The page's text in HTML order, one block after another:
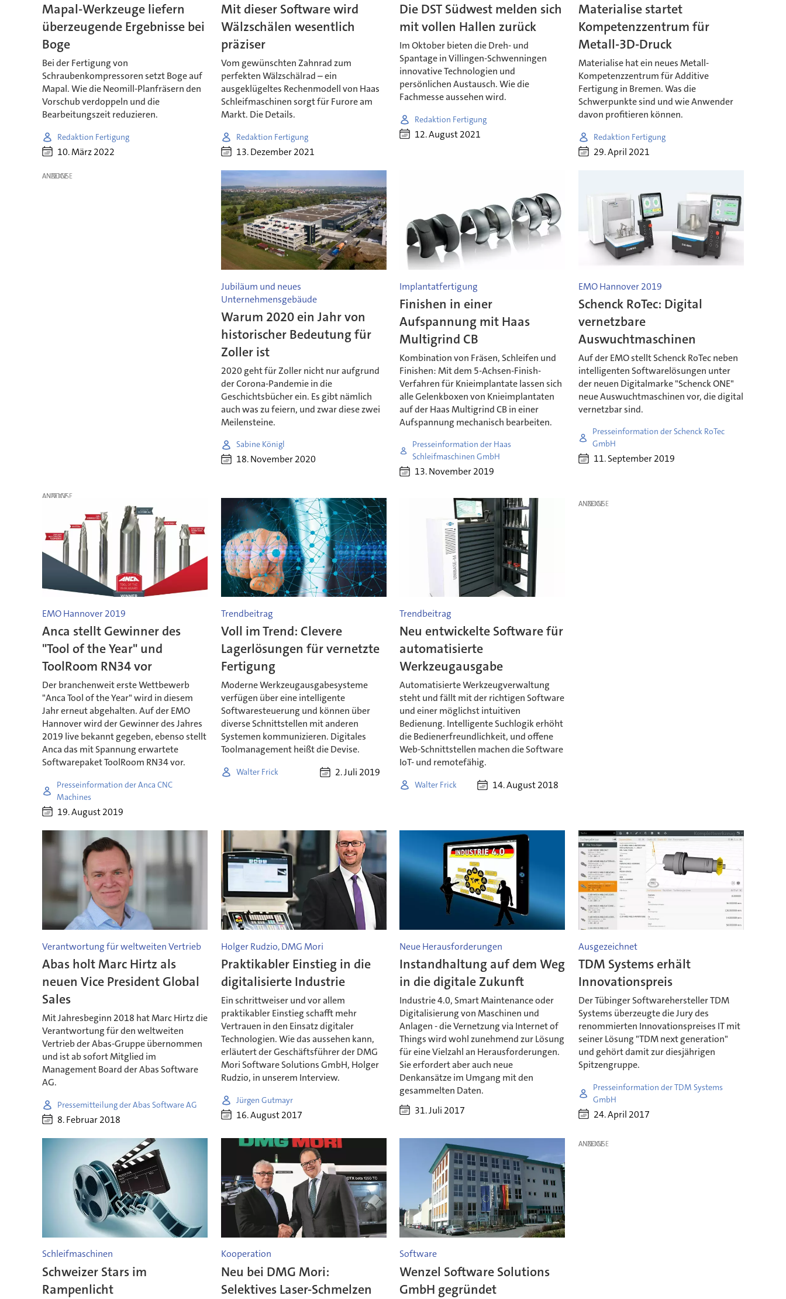
Mapal-Werkzeuge liefern
überzeugende Ergebnisse bei
Boge
Bei der Fertigung von
Schraubenkompressoren setzt Boge auf
Mapal. Wie die Neomill-Planfräsern den
Vorschub verdoppeln und die
Bearbeitungszeit reduzieren.
Redaktion Fertigung
10. März 2022
Mit dieser Software wird
Wälzschälen wesentlich
präziser
Vom gewünschten Zahnrad zum
perfekten Wälzschälrad – ein
ausgeklügeltes Rechenmodell von Haas
Schleifmaschinen sorgt für Furore am
Markt. Die Details.
Redaktion Fertigung
13. Dezember 2021
Die DST Südwest melden sich
mit vollen Hallen zurück
Im Oktober bieten die Dreh- und
Spantage in Villingen-Schwenningen
innovative Technologien und
persönlichen Austausch. Wie die
Fachmesse aussehen wird.
Redaktion Fertigung
12. August 2021
Materialise startet
Kompetenzzentrum für
Metall-3D-Druck
Materialise hat ein neues Metall-
Kompetenzzentrum für Additive
Fertigung in Bremen. Was die
Schwerpunkte sind und wie Anwender
davon profitieren können.
Redaktion Fertigung
29. April 2021
ANZEIGE
Jubiläum und neues
Unternehmensgebäude
Warum 2020 ein Jahr von
historischer Bedeutung für
Zoller ist
2020 geht für Zoller nicht nur aufgrund
der Corona-Pandemie in die
Geschichtsbücher ein. Es gibt nämlich
auch was zu feiern, und zwar diese zwei
Meilensteine.
Sabine Königl
18. November 2020
Implantatfertigung
Finishen in einer
Aufspannung mit Haas
Multigrind CB
Kombination von Fräsen, Schleifen und
Finishen: Mit dem 5-Achsen-Finish-
Verfahren für Knieimplantate lassen sich
alle Gelenkboxen von Knieimplantaten
auf der Haas Multigrind CB in einer
Aufspannung mechanisch bearbeiten.
Presseinformation der Haas
Schleifmaschinen GmbH
13. November 2019
EMO Hannover 2019
Schenck RoTec: Digital
vernetzbare
Auswuchtmaschinen
Auf der EMO stellt Schenck RoTec neben
intelligenten Softwarelösungen unter
der neuen Digitalmarke "Schenck ONE"
neue Auswuchtmaschinen vor, die digital
vernetzbar sind.
Presseinformation der Schenck RoTec
GmbH
11. September 2019
ANZEIGE
EMO Hannover 2019
Anca stellt Gewinner des
"Tool of the Year" und
ToolRoom RN34 vor
Der branchenweit erste Wettbewerb
"Anca Tool of the Year" wird in diesem
Jahr erneut abgehalten. Auf der EMO
Hannover wird der Gewinner des Jahres
2019 live bekannt gegeben, ebenso stellt
Anca das mit Spannung erwartete
Softwarepaket ToolRoom RN34 vor.
Presseinformation der Anca CNC
Machines
19. August 2019
Trendbeitrag
Voll im Trend: Clevere
Lagerlösungen für vernetzte
Fertigung
Moderne Werkzeugausgabesysteme
verfügen über eine intelligente
Softwaresteuerung und können über
diverse Schnittstellen mit anderen
Systemen kommunizieren. Digitales
Toolmanagement heißt die Devise.
Walter Frick 2. Juli 2019
Trendbeitrag
Neu entwickelte Software für
automatisierte
Werkzeugausgabe
Automatisierte Werkzeugverwaltung
steht und fällt mit der richtigen Software
und einer möglichst intuitiven
Bedienung. Intelligente Suchlogik erhöht
die Bedienerfreundlichkeit, und offene
Web-Schnittstellen machen die Software
IoT- und remotefähig.
Walter Frick 14. August 2018
ANZEIGE
Verantwortung für weltweiten Vertrieb
Abas holt Marc Hirtz als
neuen Vice President Global
Sales
Mit Jahresbeginn 2018 hat Marc Hirtz die
Verantwortung für den weltweiten
Vertrieb der Abas-Gruppe übernommen
und ist ab sofort Mitglied im
Management Board der Abas Software
AG.
Pressemitteilung der Abas Software AG
8. Februar 2018
Holger Rudzio, DMG Mori
Praktikabler Einstieg in die
digitalisierte Industrie
Ein schrittweiser und vor allem
praktikabler Einstieg schafft mehr
Vertrauen in den Einsatz digitaler
Technologien. Wie das aussehen kann,
erläutert der Geschäftsführer der DMG
Mori Software Solutions GmbH, Holger
Rudzio, in unserem Interview.
Jürgen Gutmayr
16. August 2017
Neue Herausforderungen
Instandhaltung auf dem Weg
in die digitale Zukunft
Industrie 4.0, Smart Maintenance oder
Digitalisierung von Maschinen und
Anlagen - die Vernetzung via Internet of
Things wird wohl zunehmend zur Lösung
für eine Vielzahl an Herausforderungen.
Sie erfordert aber auch neue
Denkansätze im Umgang mit den
gesammelten Daten.
31. Juli 2017
Ausgezeichnet
TDM Systems erhält
Innovationspreis
Der Tübinger Softwarehersteller TDM
Systems überzeugte die Jury des
renommierten Innovationspreises IT mit
seiner Lösung "TDM next generation"
und gehört damit zur diesjährigen
Spitzengruppe.
Presseinformation der TDM Systems
GmbH
24. April 2017
Schleifmaschinen
Schweizer Stars im
Rampenlicht
Kooperation
Neu bei DMG Mori:
Selektives Laser-Schmelzen
Software
Wenzel Software Solutions
GmbH gegründet
ANZEIGE